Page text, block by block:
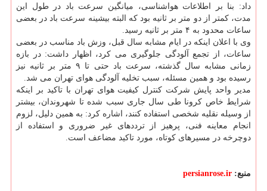
داد: بنا بر اطلاعات هواشناسی، میانگین سرعت باد در طول این
مدت، کمتر از دو متر بر ثانیه بود که البته بیشینه سرعت باد در بعضی
ساعات محدود به ۴ متر بر ثانیه رسید.
وی با اعلان اینکه در ایام مشابه سال قبل، وزش باد مناسب در بعضی
ساعات، از تجمع آلودگی جلوگیری می کرد، اظهار داشت: در بازه
زمانی مشابه سال گذشته، سرعت باد حتی تا ۹ متر بر ثانیه نیز
رسیده بود و همین مسئله، سبب تخلیه آلودگی هوای تهران می شد.
مدیر واحد پایش شرکت کنترل کیفیت هوای تهران با تاکید بر اینکه
شرایط خاص کرونا طی سال جاری سبب شده تا شهروندان، بیشتر
از وسیله نقلیه شخصی استفاده کنند، اشاره کرد: به همین دلیل، لزوم
انجام معاینه فنی، پرهیز از ترددهای غیر ضروری و استفاده از
دوچرخه در مسیرهای کوتاه، مورد تاکید مضاعف است.
منبع: persianrose.ir